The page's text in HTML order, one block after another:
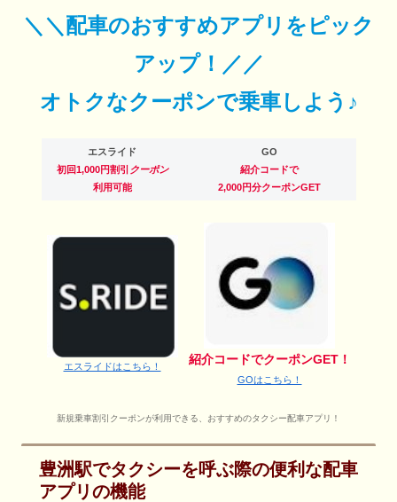
＼＼配車のおすすめアプリをピック
アップ！／／
オトクなクーポンで乗車しよう♪
エスライド
初回1,000円割引 クーポン
利用可能
GO
紹介コードで
2,000円分クーポンGET
エスライドはこちら！
紹介コードでクーポンGET！
GOはこちら！
新規乗車割引クーポンが利用できる、おすすめのタクシー配車アプリ！
豊洲駅でタクシーを呼ぶ際の便利な配車
アプリの機能